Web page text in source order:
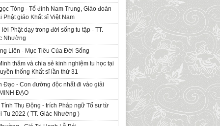
Tòng - Tổ đình Nam Trung, Giáo đoàn
Phật giáo Khất sĩ Việt Nam
Phật dạy trong đời sống tu tập - TT.
Nhường
Liên - Mục Tiêu Của Đời Sống
thăm và chia sẻ kinh nghiệm tu học tại
thống Khất sĩ lần thứ 31
Đạo - Con đường độc nhất đi vào giải
ĐẠO
Thụ Động - trích Pháp ngữ Tổ sư từ
Tu 2022 ( TT. Giác Nhường )